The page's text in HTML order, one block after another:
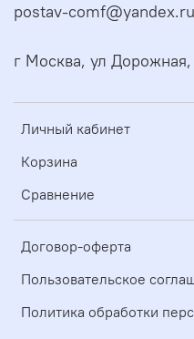
Личный кабинет
Корзина
Сравнение
Договор-оферта
Пользовательское
Политика обработки
postav-comf@yandex.ru
г Москва, ул